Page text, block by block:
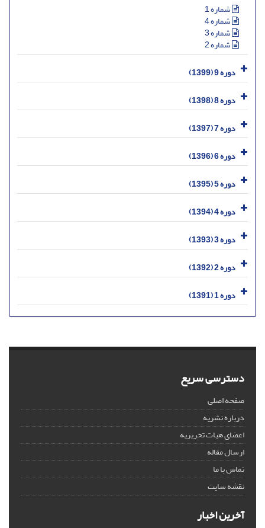
شماره 1
شماره 4
شماره 3
شماره 2
دوره 9 (1399)
دوره 8 (1398)
دوره 7 (1397)
دوره 6 (1396)
دوره 5 (1395)
دوره 4 (1394)
دوره 3 (1393)
دوره 2 (1392)
دوره 1 (1391)
دسترسی سریع
صفحه اصلی
درباره نشریه
اعضای هیات تحریریه
ارسال مقاله
تماس با ما
نقشه سایت
آخرین اخبار